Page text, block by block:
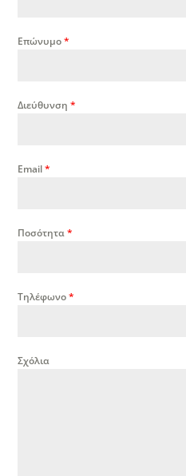
Επώνυμο*
Διεύθυνση*
Email*
Ποσότητα*
Τηλέφωνο*
Σχόλια